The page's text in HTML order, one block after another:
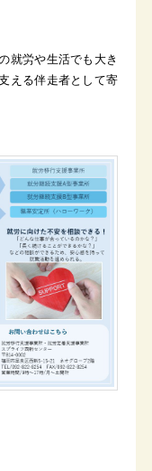
就労や生活でも大き
える伴走者として寄